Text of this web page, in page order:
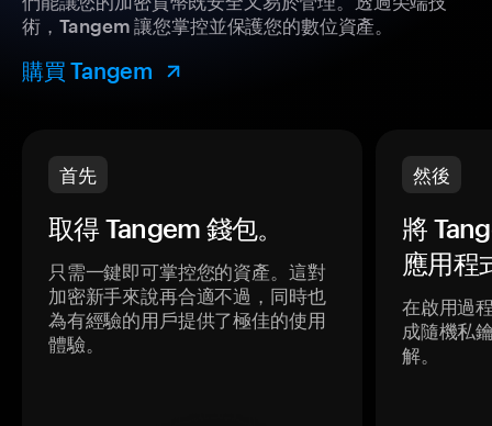
術，Tangem 讓您掌控並保護您的數位資產。
購買 Tangem
首先
取得 Tangem 錢包。
只需一鍵即可掌控您的資產。這對
加密新手來說再合適不過，同時也
為有經驗的用戶提供了極佳的使用
體驗。
然後
將
應用程
在啟用過
成隨機私
解。